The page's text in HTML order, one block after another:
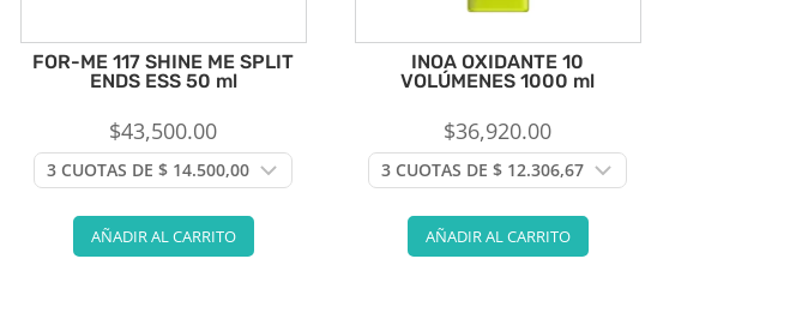
FOR-ME 117 SHINE ME SPLIT
ENDS ESS 50 ml
$43,500.00
AÑADIR AL CARRITO
INOA OXIDANTE 10
VOLÚMENES 1000 ml
$36,920.00
AÑADIR AL CARRITO